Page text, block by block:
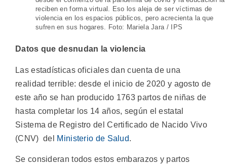
reciben en forma virtual. Eso los aleja de ser víctimas de
violencia en los espacios públicos, pero acrecienta la que
sufren en sus hogares. Foto: Mariela Jara / IPS
Datos que desnudan la violencia
Las estadísticas oficiales dan cuenta de una
realidad terrible: desde el inicio de 2020 y agosto de
este año se han producido 1763 partos de niñas de
hasta completar los 14 años, según el estatal
Sistema de Registro del Certificado de Nacido Vivo
(CNV) del Ministerio de Salud.
Se consideran todos estos embarazos y partos